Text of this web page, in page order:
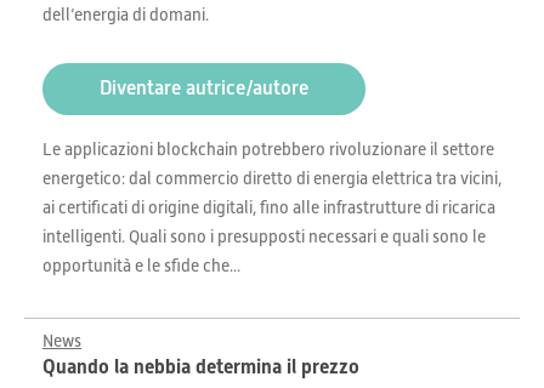
dell’energia di domani.
Diventare autrice/autore
Le applicazioni blockchain potrebbero rivoluzionare il settore
energetico: dal commercio diretto di energia elettrica tra vicini,
ai certificati di origine digitali, fino alle infrastrutture di ricarica
intelligenti. Quali sono i presupposti necessari e quali sono le
opportunità e le sfide che...
News
Quando la nebbia determina il prezzo